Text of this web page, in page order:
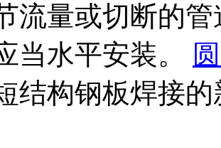
流量或切断的
当水平安装。
结构钢板焊接